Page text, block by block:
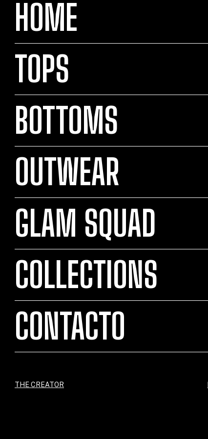
HOME
TOPS
BOTTOMS
OUTWEAR
GLAM SQUAD
COLLECTIONS
CONTACTO
THE CREATOR